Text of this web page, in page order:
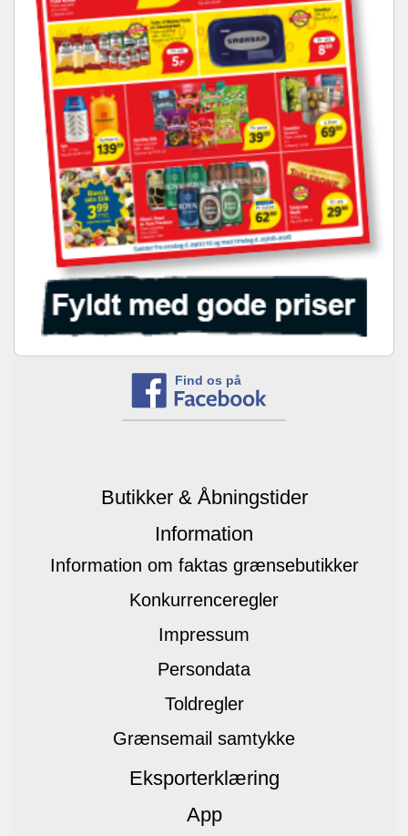
Find os på
Butikker & Åbningstider
Information
Information om faktas grænsebutikker
Konkurrenceregler
Impressum
Persondata
Toldregler
Grænsemail samtykke
Eksporterklæring
App